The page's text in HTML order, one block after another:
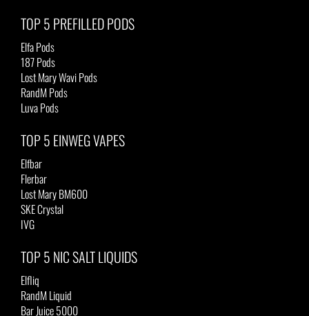
TOP 5 PREFILLED PODS
Elfa Pods
187 Pods
Lost Mary Wavi Pods
RandM Pods
Luva Pods
TOP 5 EINWEG VAPES
Elfbar
Flerbar
Lost Mary BM600
SKE Crystal
IVG
TOP 5 NIC SALT LIQUIDS
Elfliq
RandM Liquid
Bar Juice 5000